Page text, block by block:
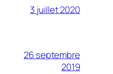
3 juillet 2020
26 septembre
2019